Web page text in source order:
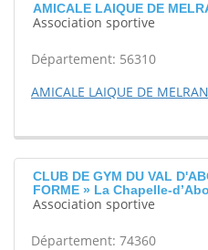
AMICALE LAIQUE DE
Association sportive
Département: 56310
AMICALE LAIQUE DE
CLUB DE GYM DU VAL
FORME » La Chapelle-
Association sportive
Département: 74360